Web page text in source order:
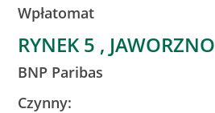
Wpłatomat
RYNEK 5 , JAWORZNO
BNP Paribas
Czynny: